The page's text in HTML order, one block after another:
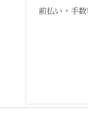
前払い・手数